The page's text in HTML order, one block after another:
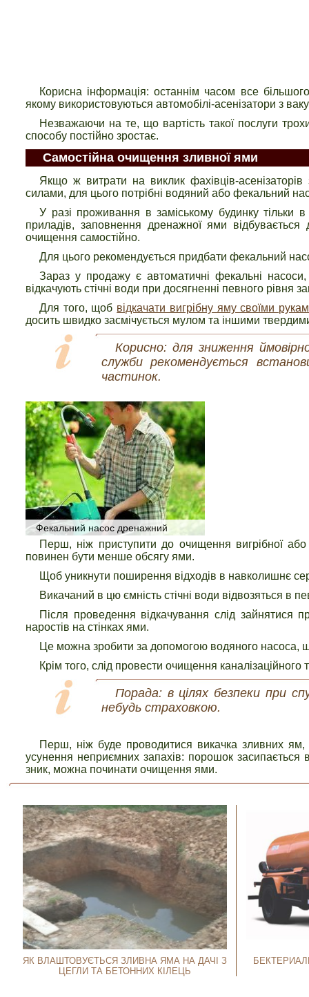
Корисна інформація: останнім часом все
якому використовуються автомобілі-асенізатори з
Незважаючи на те, що вартість такої послуги
способу постійно зростає.
Самостійна очищення зливної ями
Якщо ж витрати на виклик фахівців-
силами, для цього потрібні водяний або фекальний
У разі проживання в заміському будинку тільки в
приладів, заповнення дренажної ями
очищення самостійно.
Для цього рекомендується придбати фекальний
Зараз у продажу є автоматичні фекальні
відкачують стічні води при досягненні певного рівня
Для того, щоб відкачати вигрібну яму своїми
досить швидко засмічується мулом та іншими
Корисно: для зниження
служби рекомендується
частинок.
Фекальний насос дренажний
Перш, ніж приступити до очищення вигрібної або
повинен бути менше обсягу ями.
Щоб уникнути поширення відходів в навколишнє
Викачаний в цю ємність стічні води відвозяться в
Після проведення відкачування слід
наростів на стінках ями.
Це можна зробити за допомогою водяного насоса,
Крім того, слід провести очищення каналізаційного
Порада: в цілях безпеки при
небудь страховкою.
Перш, ніж буде проводитися викачка зливних
усунення неприємних запахів: порошок засипається
зник, можна починати очищення ями.
ЯК ВЛАШТОВУЄТЬСЯ ЗЛИВНА ЯМА НА ДАЧІ З
ЦЕГЛИ ТА БЕТОННИХ КІЛЕЦЬ